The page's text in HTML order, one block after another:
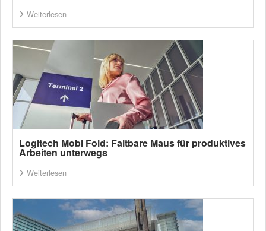
Weiterlesen
Logitech Mobi Fold: Faltbare Maus für produktives
Arbeiten unterwegs
Weiterlesen